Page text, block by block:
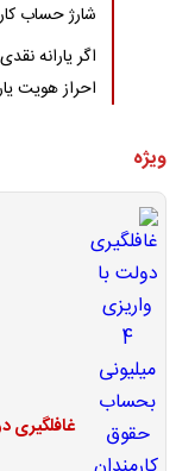
شارژ حساب
اگر یارانه
احراز هویت
ویژه